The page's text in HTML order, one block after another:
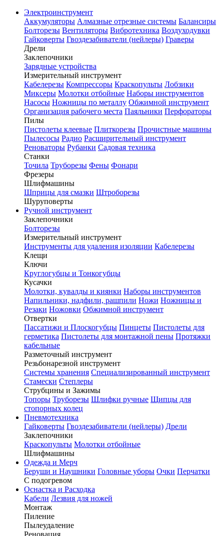
Электроинструмент
Аккумуляторы Алмазные отрезные системы Балансиры
Болторезы Вентиляторы Вибротехника Воздуходувки
Гайковерты Гвоздезабиватели (нейлеры) Граверы
Дрели
Заклепочники
Зарядные устройства
Измерительный инструмент
Кабелерезы Компрессоры Краскопульты Лобзики
Миксеры Молотки отбойные Наборы инструментов
Насосы Ножницы по металлу Обжимной инструмент
Организация рабочего места Паяльники Перфораторы
Пилы
Пистолеты клеевые Плиткорезы Прочистные машины
Пылесосы Радио Расширительный инструмент
Реноваторы Рубанки Садовая техника
Станки
Точила Труборезы Фены Фонари
Фрезеры
Шлифмашины
Шприцы для смазки Штроборезы
Шуруповерты
Ручной инструмент
Заклепочники
Болторезы
Измерительный инструмент
Инструменты для удаления изоляции Кабелерезы
Клещи
Ключи
Круглогубцы и Тонкогубцы
Кусачки
Молотки, кувалды и киянки Наборы инструментов
Напильники, надфили, рашпили Ножи Ножницы и
Резаки Ножовки Обжимной инструмент
Отвертки
Пассатижи и Плоскогубцы Пинцеты Пистолеты для
герметика Пистолеты для монтажной пены Протяжки
кабельные
Разметочный инструмент
Резьбонарезной инструмент
Системы хранения Специализированный инструмент
Стамески Степлеры
Струбцины и Зажимы
Топоры Труборезы Шлифки ручные Щипцы для
стопорных колец
Пневмотехника
Гайковерты Гвоздезабиватели (нейлеры) Дрели
Заклепочники
Краскопульты Молотки отбойные
Шлифмашины
Одежда и Мерч
Беруши и Наушники Головные уборы Очки Перчатки
С подогревом
Оснастка и Расходка
Кабели Лезвия для ножей
Монтаж
Пиление
Пылеудаление
Реновация